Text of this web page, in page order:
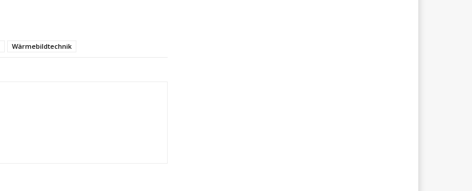
Wärmebildtechnik